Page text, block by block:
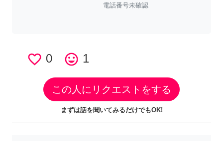
電話番号未確認
favorite_border 0 tag_faces 1
この人にリクエストをする
まずは話を聞いてみるだけでもOK!